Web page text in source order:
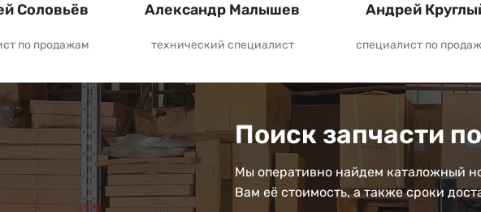
Соловьёв
по продажам
Александр Малышев
технический специалист
Андрей
специалист по
Поиск запчасти
Мы оперативно найдем каталожный
Вам её стоимость, а также сроки